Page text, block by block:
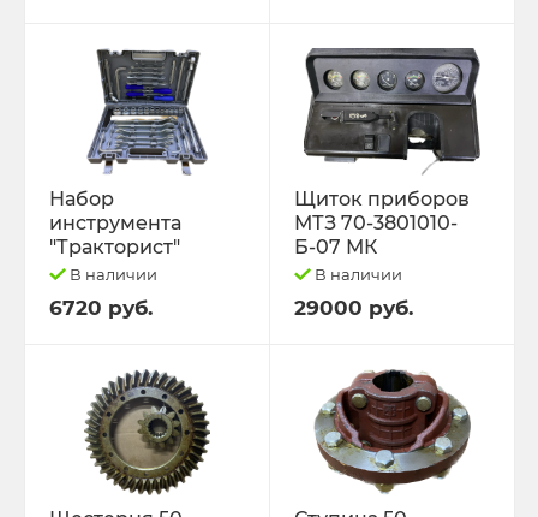
Набор
инструмента
"Тракторист"
В наличии
6720 руб.
Щиток приборов
МТЗ 70-3801010-
Б-07 МК
В наличии
29000 руб.